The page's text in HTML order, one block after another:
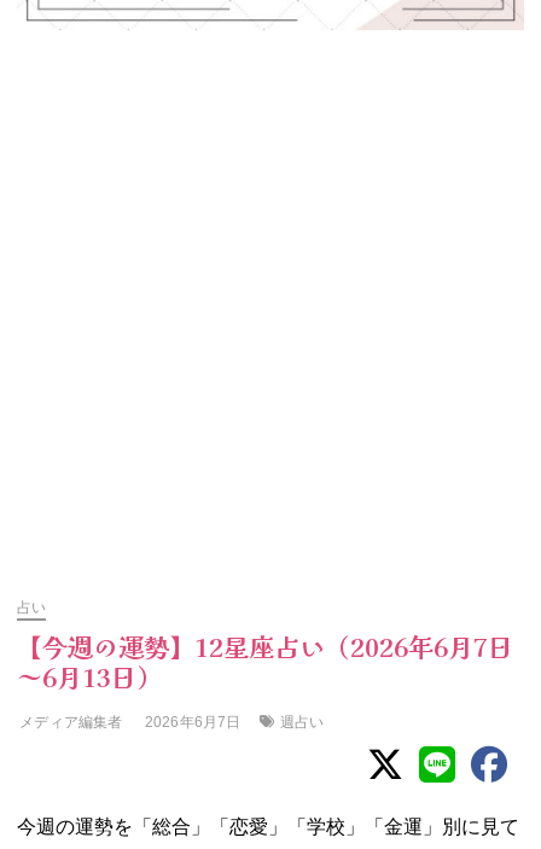
占い
【今週の運勢】12星座占い（2026年6月7日
～6月13日）
メディア編集者 2026年6月7日 週占い
今週の運勢を「総合」「恋愛」「学校」「金運」別に見て